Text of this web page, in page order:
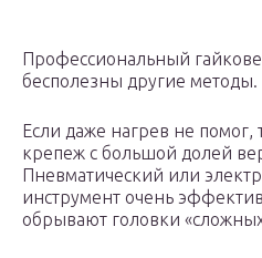
Профессиональный
бесполезны другие
Если даже нагрев не
крепеж с большой долей
Пневматический или
инструмент очень
обрывают головки